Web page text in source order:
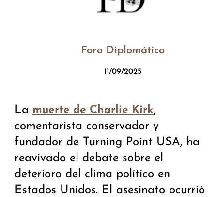
Foro Diplomático
11/09/2025
La muerte de Charlie Kirk,
comentarista conservador y
fundador de Turning Point USA, ha
reavivado el debate sobre el
deterioro del clima político en
Estados Unidos. El asesinato ocurrió